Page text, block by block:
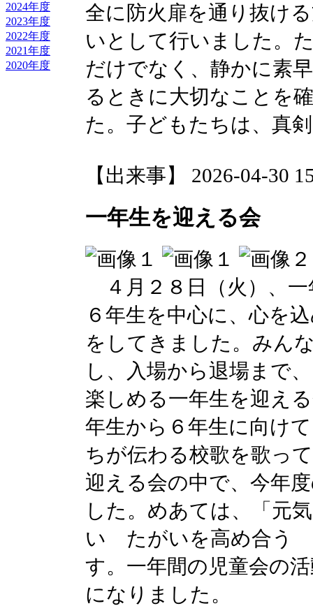
2024年度
2023年度
2022年度
2021年度
2020年度
全に防火扉を通り抜け
いとして行いました。
だけでなく、静かに素
るときに大切なことを
た。子どもたちは、真
【出来事】 2026-04-30
一年生を迎える会
４月２８日（火）、
６年生を中心に、心を
をしてきました。みん
し、入場から退場まで
楽しめる一年生を迎え
年生から６年生に向け
ちが伝わる校歌を歌っ
迎える会の中で、今年
した。めあては、「元
い たがいを高め合う
す。一年間の児童会の
になりました。